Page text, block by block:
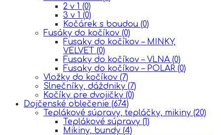
2 v 1 (0)
3 v 1 (0)
Kočárek s boudou (0)
Fusáky do kočíkov (0)
Fusaky do kočíkov – MINKY,
VELVET (0)
Fusaky do kočíkov – VLNA (0)
Fusaky do kočíkov – POLAR (0)
Vložky do kočíkov (7)
Slnečníky, dáždniky (7)
Kočíky pre dvojičky (0)
Dojčenské oblečenie (674)
Teplákové súpravy, tepláčky, mikiny (20)
Teplákové súpravy (1)
Mikiny, bundy (4)